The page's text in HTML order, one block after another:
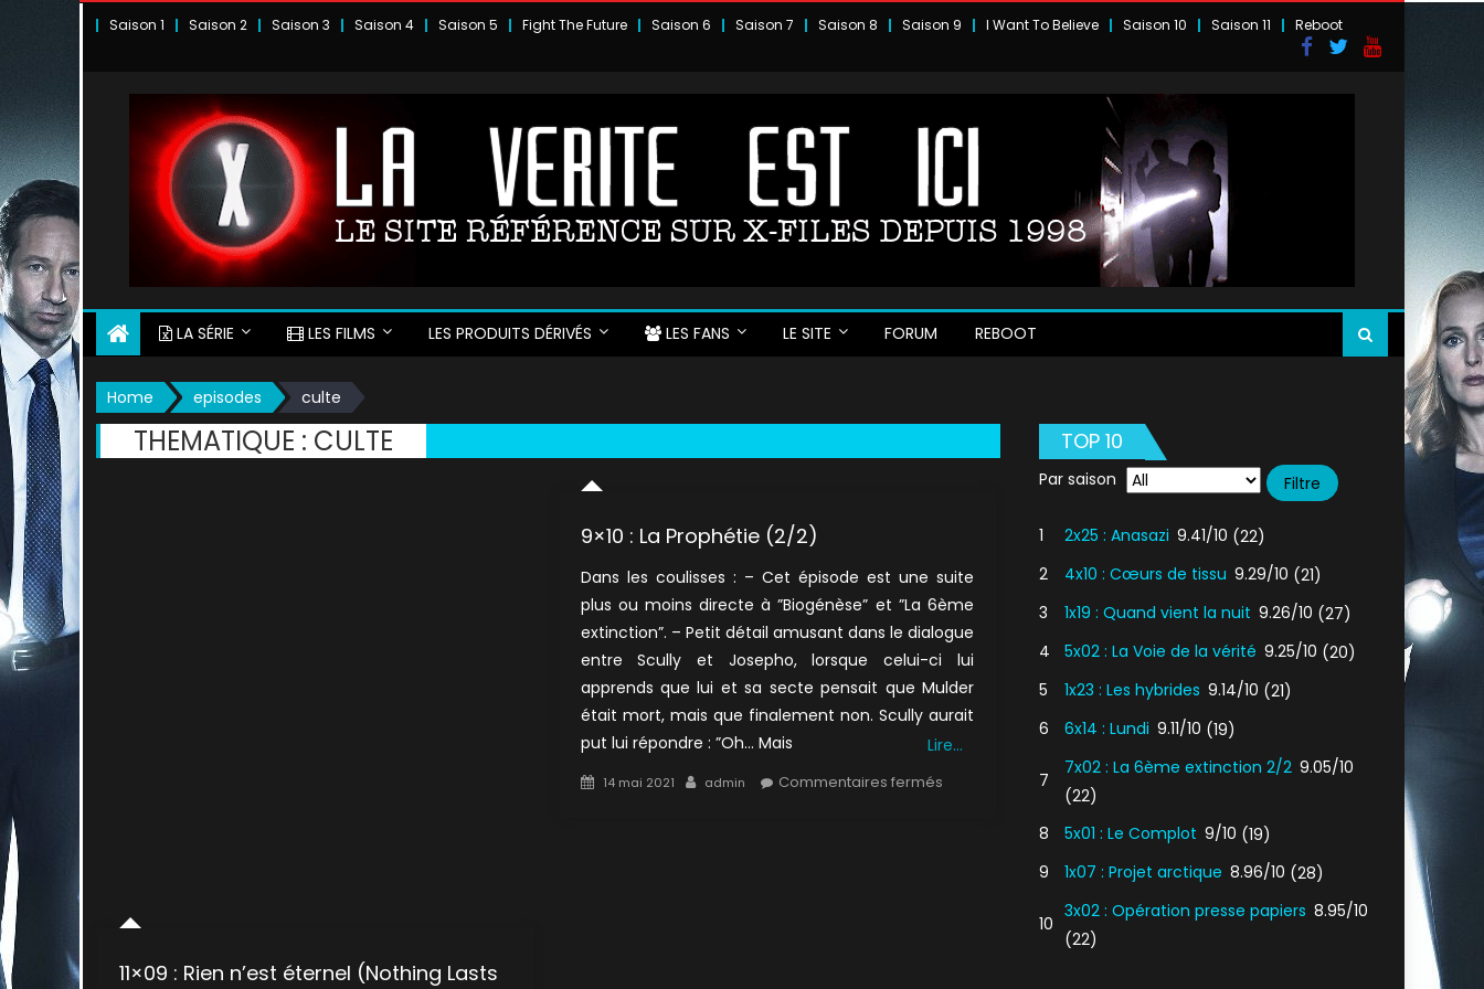
Saison 1 Saison 2 Saison 3 Saison 4 Saison 5 Fight The Future Saison 6 Saison 7 Saison 8 Saison 9 I Want To Believe Saison 10 Saison 11 Reboot
LA SÉRIE LES FILMS LES PRODUITS DÉRIVÉS LES FANS LE SITE FORUM REBOOT
Home episodes culte
THEMATIQUE : CULTE
11×09 : Rien n’est éternel (Nothing Lasts
9×10 : La Prophétie (2/2)
Dans les coulisses : – Cet épisode est une suite
plus ou moins directe à ”Biogénèse” et ”La 6ème
extinction”. – Petit détail amusant dans le dialogue
entre Scully et Josepho, lorsque celui-ci lui
apprends que lui et sa secte pensait que Mulder
était mort, mais que finalement non. Scully aurait
put lui répondre : ”Oh… Mais
Lire…
Posted
14 mai 2021 Author
admin Commentaires ferméssur
TOP 10
Par saison
1 2x25 : Anasazi 9.41/10 (22)
2
4x10 : Cœurs de tissu 9.29/10 (21)
3
1x19 : Quand vient la nuit 9.26/10 (27)
4
5x02 : La Voie de la vérité 9.25/10 (20)
5
1x23 : Les hybrides 9.14/10 (21)
6
6x14 : Lundi 9.11/10 (19)
7
7x02 : La 6ème extinction 2/2 9.05/10
(22)
8
5x01 : Le Complot 9/10 (19)
9
1x07 : Projet arctique 8.96/10 (28)
10
3x02 : Opération presse papiers 8.95/10
(22)